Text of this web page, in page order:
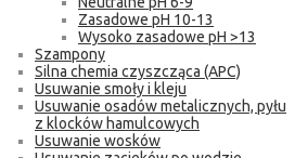
Zasadowe pH 10-13
Wysoko zasadowe pH >13
Szampony
Silna chemia czyszcząca (APC)
Usuwanie smoły i kleju
Usuwanie osadów metalicznych, pyłu
z klocków hamulcowych
Usuwanie wosków